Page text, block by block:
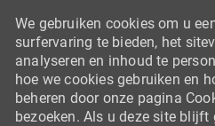
We gebruiken cookies om u
surfervaring te bieden, het
analyseren en inhoud te
hoe we cookies gebruiken en
beheren door onze pagina
bezoeken. Als u deze site blijft